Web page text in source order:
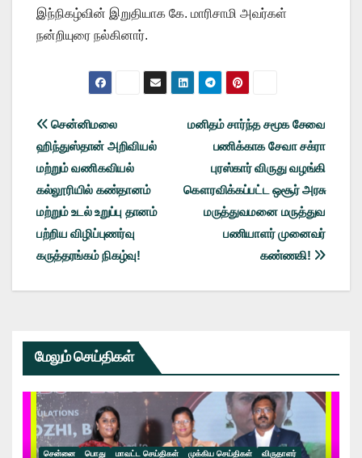
இந்நிகழ்வின் இறுதியாக கே. மாரிசாமி அவர்கள்
நன்றியுரை நல்கினார்.
Post
navigation
மனிதம் சார்ந்த சமூக சேவை
பணிக்காக சேவா சக்ரா
புரஸ்கார் விருது வழங்கி
கௌரவிக்கப்பட்ட ஒசூர் அரசு
மருத்துவமனை மருத்துவ
பணியாளர் முனைவர்
கண்ணகி!
சென்னிமலை
ஹிந்துஸ்தான் அறிவியல்
மற்றும் வணிகவியல்
கல்லூரியில் கண்தானம்
மற்றும் உடல் உறுப்பு தானம்
பற்றிய விழிப்புணர்வு
கருத்தரங்கம் நிகழ்வு!
மேலும் செய்திகள்
சென்னை பொது மாவட்ட செய்திகள் முக்கிய செய்திகள் விருதாளர்